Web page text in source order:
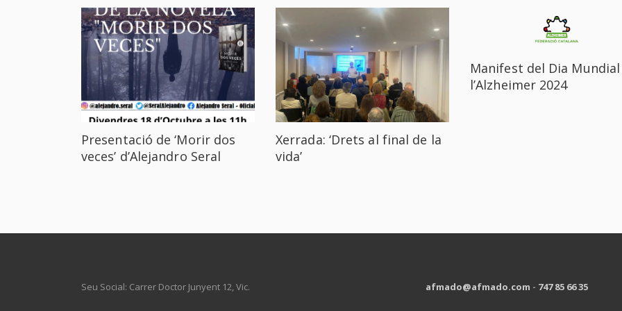
Presentació de ‘Morir dos
veces’ d’Alejandro Seral
Xerrada: ‘Drets al final de la
vida’
Manifest del Dia
l’Alzheimer 2024
Seu Social: Carrer Doctor Junyent 12, Vic. afmado@afmado.com - 747 85 66 35